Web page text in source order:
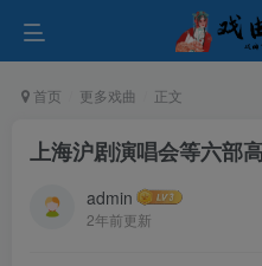
首页 更多戏曲 正文
上海沪剧演唱会等六部
admin
2年前更新